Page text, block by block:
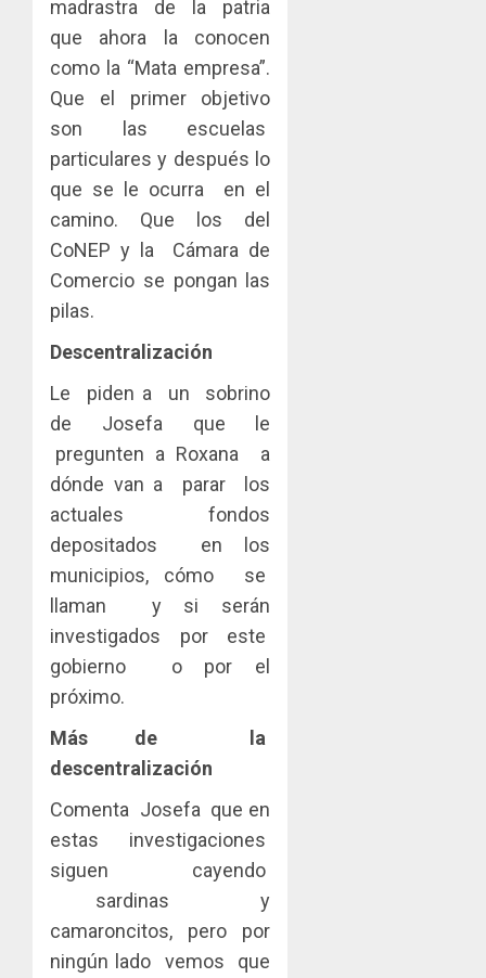
madrastra de la patria
que ahora la conocen
como la “Mata empresa”.
Que el primer objetivo
son las escuelas
particulares y después lo
que se le ocurra en el
camino. Que los del
CoNEP y la Cámara de
Comercio se pongan las
pilas.
Descentralización
Le piden a un sobrino
de Josefa que le
pregunten a Roxana a
dónde van a parar los
actuales fondos
depositados en los
municipios, cómo se
llaman y si serán
investigados por este
gobierno o por el
próximo.
Más de la
descentralización
Comenta Josefa que en
estas investigaciones
siguen cayendo
sardinas y
camaroncitos, pero por
ningún lado vemos que